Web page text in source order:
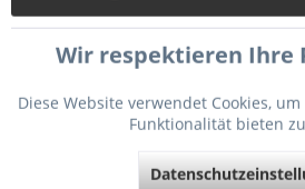
In den
Fragen zum
MJL062-1970-
Wir respektieren Ihre
Diese Website verwendet Cookies,
Funktionalität bieten